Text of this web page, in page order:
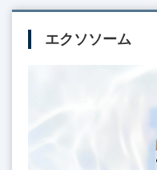
エクソソーム